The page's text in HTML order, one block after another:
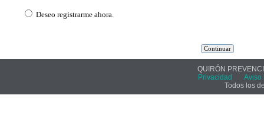
Deseo registrarme ahora.
QUIRÓN
Privacidad
Aviso
Todos los